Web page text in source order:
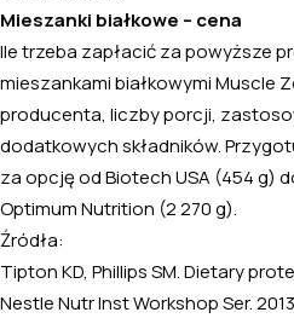
Mieszanki białkowe – cena
Ile trzeba zapłacić za powyższe
mieszankami białkowymi Muscle
producenta, liczby porcji,
dodatkowych składników.
za opcję od Biotech USA (454 g)
Optimum Nutrition (2 270 g).
Źródła:
Tipton KD, Phillips SM. Dietary
Nestle Nutr Inst Workshop Ser.